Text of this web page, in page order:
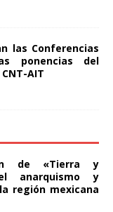
las Conferencias
ponencias del
AIT
de «Tierra y
anarquismo y
región mexicana